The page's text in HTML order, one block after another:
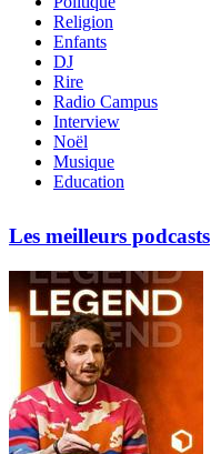
Religion
Enfants
DJ
Rire
Radio Campus
Interview
Noël
Musique
Education
Les meilleurs podcasts